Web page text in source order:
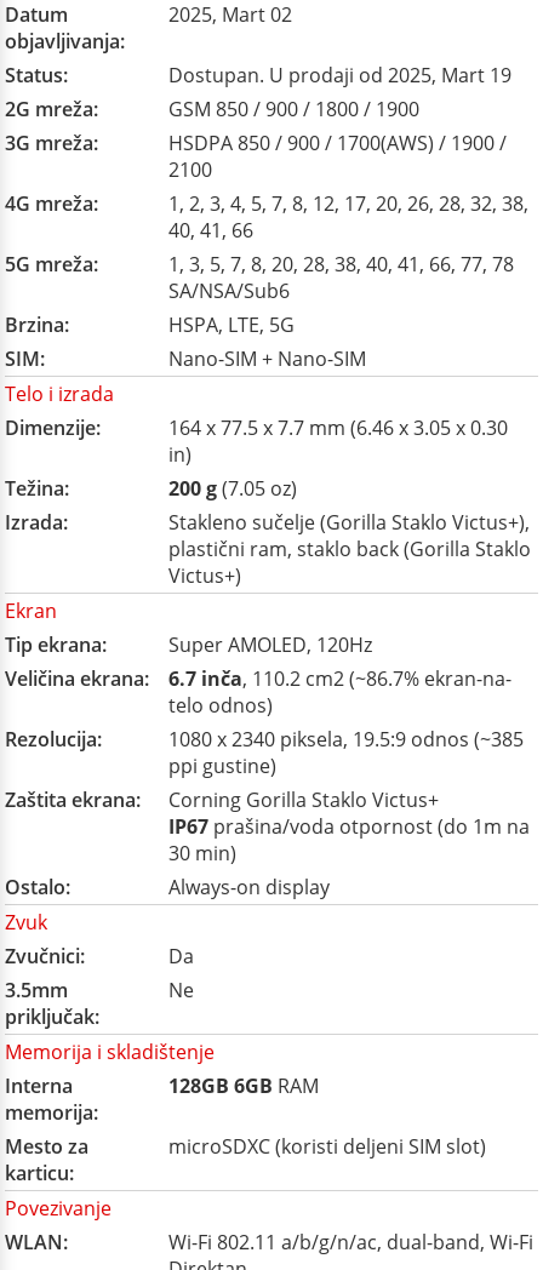
Datum
objavljivanja:
2025, Mart 02
Status:
Dostupan. U prodaji od 2025, Mart 19
2G mreža:
GSM 850 / 900 / 1800 / 1900
3G mreža:
HSDPA 850 / 900 / 1700(AWS) / 1900 /
2100
4G mreža:
1, 2, 3, 4, 5, 7, 8, 12, 17, 20, 26, 28, 32, 38,
40, 41, 66
5G mreža:
1, 3, 5, 7, 8, 20, 28, 38, 40, 41, 66, 77, 78
SA/NSA/Sub6
Brzina:
HSPA, LTE, 5G
SIM:
Nano-SIM + Nano-SIM
Telo i izrada
Dimenzije:
164 x 77.5 x 7.7 mm (6.46 x 3.05 x 0.30
in)
Težina:
200 g(7.05 oz)
Izrada:
Stakleno sučelje (Gorilla Staklo Victus+),
plastični ram, staklo back (Gorilla Staklo
Victus+)
Ekran
Tip ekrana:
Super AMOLED, 120Hz
Veličina ekrana:
6.7 inča, 110.2 cm2 (~86.7% ekran-na-
telo odnos)
Rezolucija:
1080 x 2340 piksela, 19.5:9 odnos (~385
ppi gustine)
Zaštita ekrana:
Corning Gorilla Staklo Victus+
IP67 prašina/voda otpornost (do 1m na
30 min)
Ostalo:
Always-on display
Zvuk
Zvučnici:
Da
3.5mm
priključak:
Ne
Memorija i skladištenje
Interna
memorija:
128GB 6GB RAM
Mesto za
karticu:
microSDXC (koristi deljeni SIM slot)
Povezivanje
WLAN:
Wi-Fi 802.11 a/b/g/n/ac, dual-band, Wi-Fi